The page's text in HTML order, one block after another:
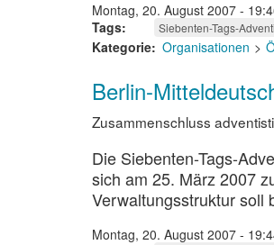
Montag, 20. August 2007 -
Tags
Siebenten-Tags-
Kategorie Organisationen
Berlin-
Zusammenschluss
Die Siebenten-Tags-
sich am 25. März 2007
Verwaltungsstruktur soll
Montag, 20. August 2007 -